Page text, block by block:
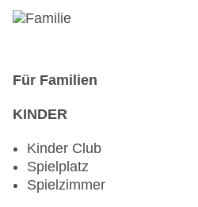
Für Familien
KINDER
Kinder Club
Spielplatz
Spielzimmer